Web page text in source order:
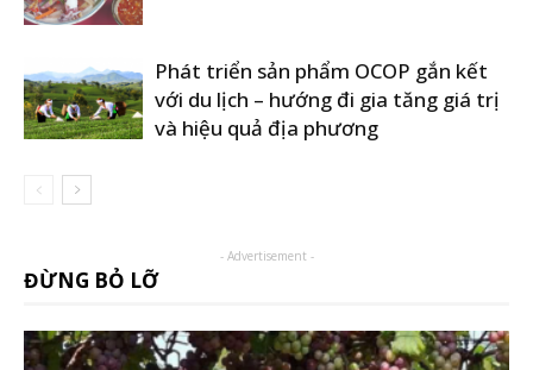
Phát triển sản phẩm OCOP gắn kết
với du lịch – hướng đi gia tăng giá trị
và hiệu quả địa phương
- Advertisement -
ĐỪNG BỎ LỠ